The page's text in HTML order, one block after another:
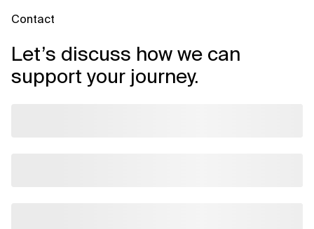
Contact
Let’s discuss how we can
support your journey.